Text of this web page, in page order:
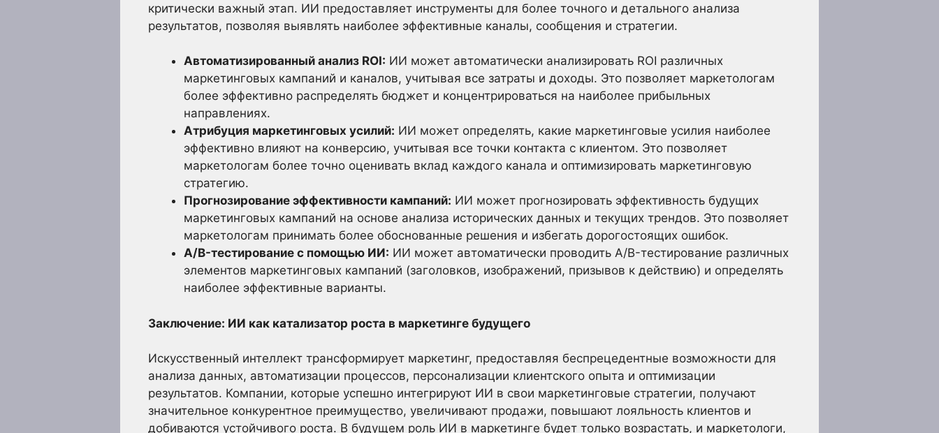
критически важный этап. ИИ предоставляет инструменты для более точного и детального анализа
результатов, позволяя выявлять наиболее эффективные каналы, сообщения и стратегии.
Автоматизированный анализ ROI: ИИ может автоматически анализировать ROI различных
маркетинговых кампаний и каналов, учитывая все затраты и доходы. Это позволяет маркетологам
более эффективно распределять бюджет и концентрироваться на наиболее прибыльных
направлениях.
Атрибуция маркетинговых усилий: ИИ может определять, какие маркетинговые усилия наиболее
эффективно влияют на конверсию, учитывая все точки контакта с клиентом. Это позволяет
маркетологам более точно оценивать вклад каждого канала и оптимизировать маркетинговую
стратегию.
Прогнозирование эффективности кампаний: ИИ может прогнозировать эффективность будущих
маркетинговых кампаний на основе анализа исторических данных и текущих трендов. Это позволяет
маркетологам принимать более обоснованные решения и избегать дорогостоящих ошибок.
A/B-тестирование с помощью ИИ: ИИ может автоматически проводить A/B-тестирование различных
элементов маркетинговых кампаний (заголовков, изображений, призывов к действию) и определять
наиболее эффективные варианты.
Заключение: ИИ как катализатор роста в маркетинге будущего
Искусственный интеллект трансформирует маркетинг, предоставляя беспрецедентные возможности для
анализа данных, автоматизации процессов, персонализации клиентского опыта и оптимизации
результатов. Компании, которые успешно интегрируют ИИ в свои маркетинговые стратегии, получают
значительное конкурентное преимущество, увеличивают продажи, повышают лояльность клиентов и
добиваются устойчивого роста. В будущем роль ИИ в маркетинге будет только возрастать, и маркетологи,